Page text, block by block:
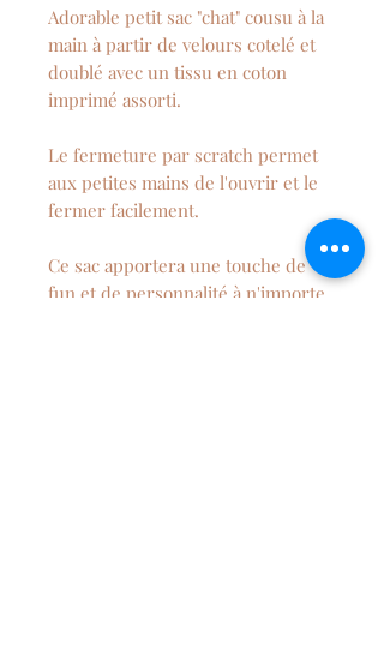
Adorable petit sac "chat" cousu à la
main à partir de velours cotelé et
doublé avec un tissu en coton
imprimé assorti.
Le fermeture par scratch permet
aux petites mains de l'ouvrir et le
fermer facilement.
Ce sac apportera une touche de
fun et de personnalité à n'importe